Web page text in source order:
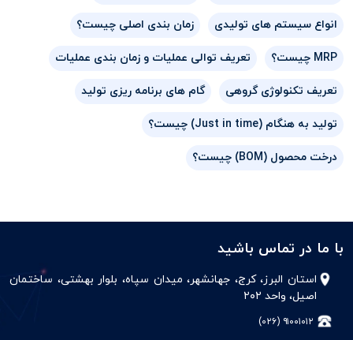
انواع سیستم های تولیدی زمان بندی اصلی چیست؟
MRP چیست؟ تعریف توالی عملیات و زمان بندی عملیات
تعریف تکنولوژی گروهی گام های برنامه ریزی تولید
تولید به هنگام (Just in time) چیست؟
درخت محصول (BOM) چیست؟
با ما در تماس باشید
استان البرز، کرج، جهانشهر، میدان سپاه، بلوار بهشتی، ساختمان
اصیل، واحد ۲۰۲